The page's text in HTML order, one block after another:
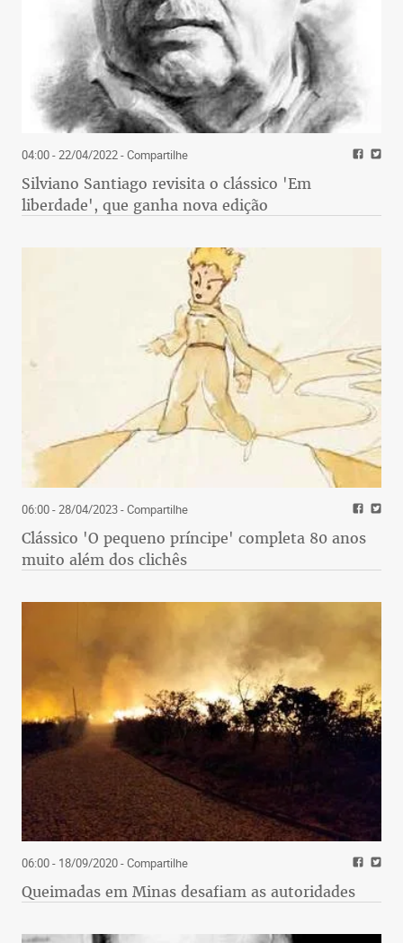
04:00 - 22/04/2022- Compartilhe
Silviano Santiago revisita o clássico 'Em
liberdade', que ganha nova edição
06:00 - 28/04/2023- Compartilhe
Clássico 'O pequeno príncipe' completa 80 anos
muito além dos clichês
06:00 - 18/09/2020- Compartilhe
Queimadas em Minas desafiam as autoridades